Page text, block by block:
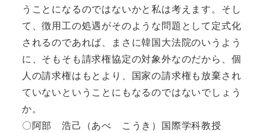
うことになるのではないかと私は考えます。そし
て、徴用工の処遇がそのような問題として定式化
されるのであれば、まさに韓国大法院のいうよう
に、そもそも請求権協定の対象外なのだから、個
人の請求権はもとより、国家の請求権も放棄され
ていないということにもなるのではないでしょう
か。
〇阿部 浩己（あべ こうき）国際学科教授